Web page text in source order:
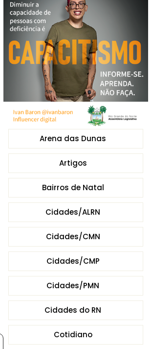
Arena das Dunas
Artigos
Bairros de Natal
Cidades/ALRN
Cidades/CMN
Cidades/CMP
Cidades/PMN
Cidades do RN
Cotidiano